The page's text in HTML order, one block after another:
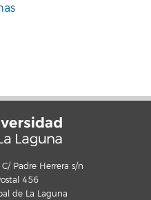
Padre Herrera s/n
456
de La Laguna